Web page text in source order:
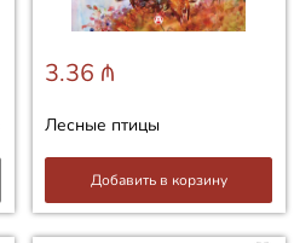
3.36 ₼
Лесные птицы
Добавить в корзину